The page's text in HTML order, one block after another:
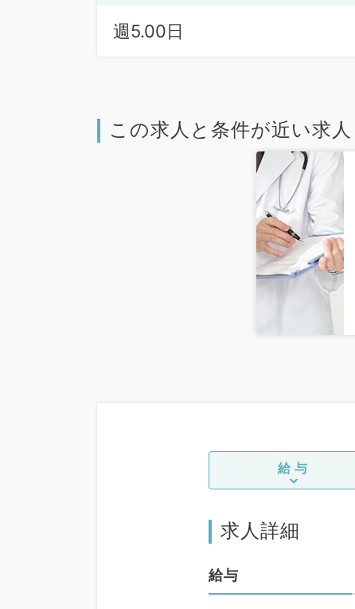
週5.00日
この求人と条件が近い求人
給与
求人詳細
給与